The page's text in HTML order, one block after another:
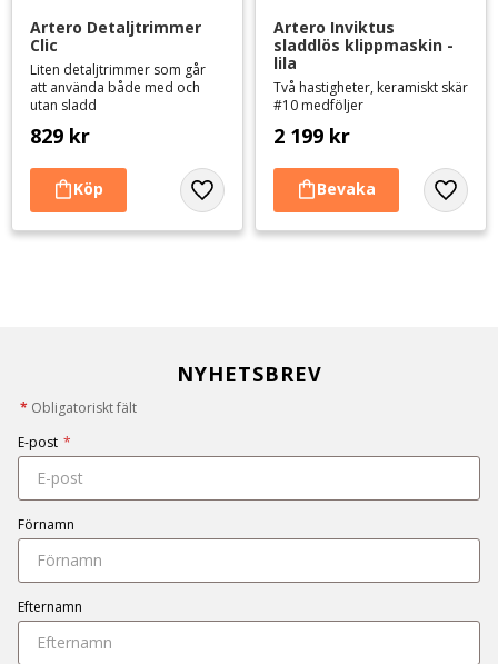
Artero Detaljtrimmer
Clic
Liten detaljtrimmer som går
att använda både med och
utan sladd
829 kr
Lägg till i favoriter
Artero Inviktus
sladdlös klippmaskin -
lila
Två hastigheter, keramiskt skär
#10 medföljer
2 199 kr
Lägg
NYHETSBREV
* Obligatoriskt fält
E-post *
Förnamn
Efternamn